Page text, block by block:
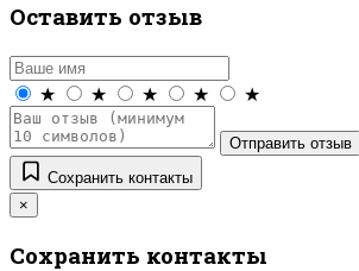
Оставить отзыв
★ ★ ★ ★ ★
Отправить отзыв
Сохранить контакты
×
Сохранить контакты